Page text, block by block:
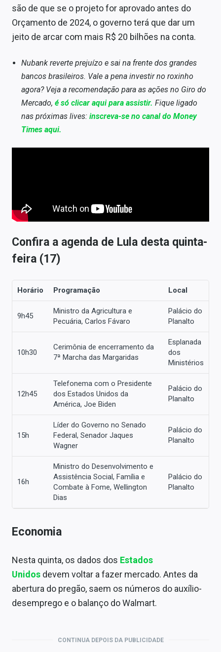
são de que se o projeto for aprovado antes do
Orçamento de 2024, o governo terá que dar um
jeito de arcar com mais R$ 20 bilhões na conta.
Nubank reverte prejuízo e sai na frente dos grandes
bancos brasileiros. Vale a pena investir no roxinho
agora? Veja a recomendação para as ações no Giro do
Mercado,é só clicar aqui para assistir. Fique ligado
nas próximas lives:inscreva-se no canal do Money
Times aqui.
Confira a agenda de Lula desta quinta-
feira (17)
Horário Programação Local
9h45
Ministro da Agricultura e
Pecuária, Carlos Fávaro
Palácio do
Planalto
10h30
Cerimônia de encerramento da
7ª Marcha das Margaridas
Esplanada
dos
Ministérios
12h45
Telefonema com o Presidente
dos Estados Unidos da
América, Joe Biden
Palácio do
Planalto
15h
Líder do Governo no Senado
Federal, Senador Jaques
Wagner
Palácio do
Planalto
16h
Ministro do Desenvolvimento e
Assistência Social, Família e
Combate à Fome, Wellington
Dias
Palácio do
Planalto
Economia
Nesta quinta, os dados dos Estados
Unidos devem voltar a fazer mercado. Antes da
abertura do pregão, saem os números do auxílio-
desemprego e o balanço do Walmart.
CONTINUA DEPOIS DA PUBLICIDADE